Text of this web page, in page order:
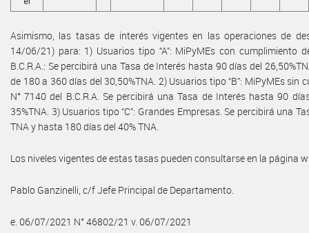
Asimismo, las tasas de interés vigentes en las operaciones de
14/06/21) para: 1) Usuarios tipo “A”: MiPyMEs con cumplimiento de
B.C.R.A.: Se percibirá una Tasa de Interés hasta 90 días del
de 180 a 360 días del 30,50%TNA. 2) Usuarios tipo “B”: MiPyMEs sin
N° 7140 del B.C.R.A. Se percibirá una Tasa de Interés hasta 90
35%TNA. 3) Usuarios tipo “C”: Grandes Empresas. Se percibirá una
TNA y hasta 180 días del 40% TNA.
Los niveles vigentes de estas tasas pueden consultarse en la página
Pablo Ganzinelli, c/f Jefe Principal de Departamento.
e. 06/07/2021 N° 46802/21 v. 06/07/2021